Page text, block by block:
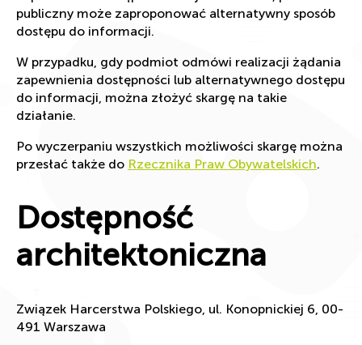
publiczny może zaproponować alternatywny sposób
dostępu do informacji.
W przypadku, gdy podmiot odmówi realizacji żądania
zapewnienia dostępności lub alternatywnego dostępu
do informacji, można złożyć skargę na takie
działanie.
Po wyczerpaniu wszystkich możliwości skargę można
przesłać także do Rzecznika Praw Obywatelskich.
Dostępność
architektoniczna
Związek Harcerstwa Polskiego, ul. Konopnickiej 6, 00-
491 Warszawa